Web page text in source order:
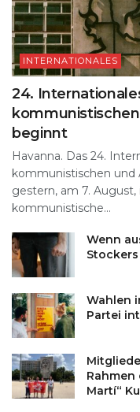
INTERNATIONALES
24.
beginnt
Havanna. Das 24.
kommunistischen und
gestern, am 7.
kommunistische...
Wenn
Wahlen
Partei
Martí“